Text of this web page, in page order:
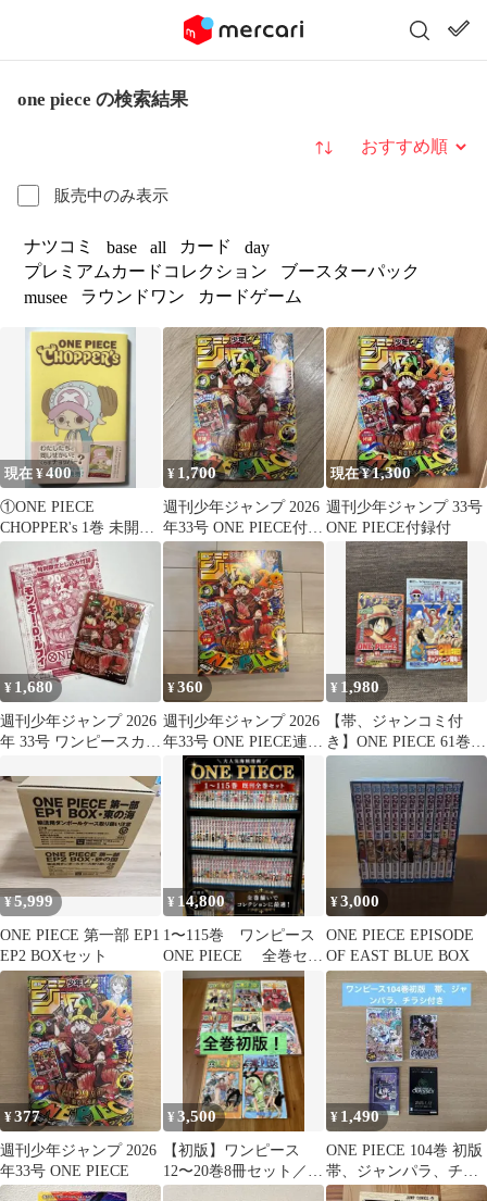
one piece の検索結果
販売中のみ表示
並び替え
ナツコミ base all カード
day
プレミアムカードコレクション
ブースターパック
musee
ラウンドワン カードゲーム
現在 ¥400
①ONE PIECE
CHOPPER's 1巻 未開封
付録付き/ワンピース
¥ 1,700
週刊少年ジャンプ 2026
年33号 ONE PIECE付録
カード付
現在 ¥1,300
週刊少年ジャンプ 33号
ONE PIECE付録付
¥ 1,680
週刊少年ジャンプ 2026
年 33号 ワンピースカー
¥360
週刊少年ジャンプ 2026
年33号 ONE PIECE連載
29周年記念号雑誌のみ
¥ 1,980
【帯、ジャンコミ付
き】ONE PIECE 61巻
初版
¥5,999
ONE PIECE 第一部 EP1
EP2 BOXセット
¥ 14,800
1〜115巻 ワンピース
ONE PIECE 全巻セッ
ト 関連本3冊
¥3,000
ONE PIECE EPISODE
OF EAST BLUE BOX
¥377
週刊少年ジャンプ 2026
年33号 ONE PIECE
¥3,500
【初版】ワンピース
12〜20巻8冊セット／尾
田栄一郎
¥ 1,490
ONE PIECE 104巻 初版
帯、ジャンパラ、チラ
シ付き 尾田栄一郎